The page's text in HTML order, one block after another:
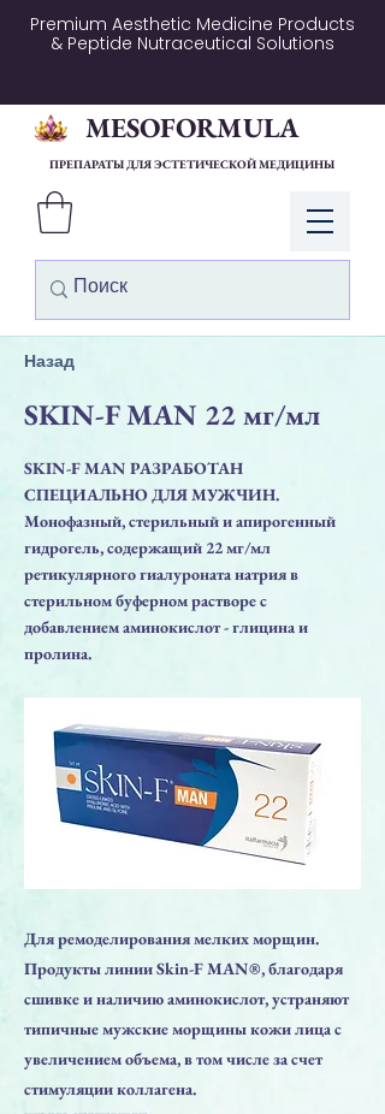
Premium Aesthetic Medicine Products
& Peptide Nutraceutical Solutions
Войти
MESOFORMULA
ПРЕПАРАТЫ ДЛЯ ЭСТЕТИЧЕСКОЙ МЕДИЦИНЫ
Назад
SKIN-F MAN 22 мг/мл
SKIN-F MAN РАЗРАБОТАН
СПЕЦИАЛЬНО ДЛЯ МУЖЧИН.
Монофазный, стерильный и апирогенный
гидрогель, содержащий 22 мг/мл
ретикулярного гиалуроната натрия в
стерильном буферном растворе с
добавлением аминокислот - глицина и
пролина.
Для ремоделирования мелких морщин.
Продукты линии Skin-F MAN®, благодаря
сшивке и наличию аминокислот, устраняют
типичные мужские морщины кожи лица с
увеличением объема, в том числе за счет
стимуляции коллагена.